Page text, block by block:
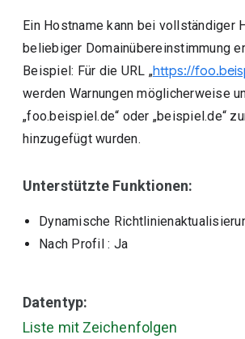
Ein Hostname kann bei vollständiger
beliebiger Domainübereinstimmung
Beispiel: Für die URL „https://
werden Warnungen möglicherweise
„foo.beispiel.de“ oder „beispiel.de“
hinzugefügt wurden.
Unterstützte Funktionen:
Dynamische
Nach Profil : Ja
Datentyp:
Liste mit Zeichenfolgen